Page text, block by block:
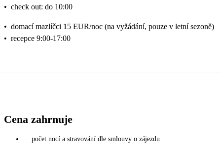
• check out: do 10:00
• domací mazlíčci 15 EUR/noc (na vyžádání, pouze v letní sezoně)
• recepce 9:00-17:00
Cena zahrnuje
počet nocí a stravování dle smlouvy o zájezdu